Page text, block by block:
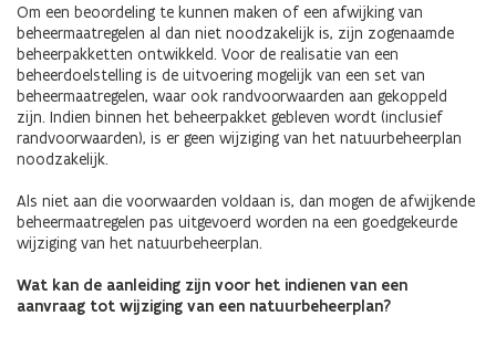
Om een beoordeling te kunnen maken of een afwijking van
beheermaatregelen al dan niet noodzakelijk is, zijn zogenaamde
beheerpakketten ontwikkeld. Voor de realisatie van een
beheerdoelstelling is de uitvoering mogelijk van een set van
beheermaatregelen, waar ook randvoorwaarden aan gekoppeld
zijn. Indien binnen het beheerpakket gebleven wordt (inclusief
randvoorwaarden), is er geen wijziging van het natuurbeheerplan
noodzakelijk.
Als niet aan die voorwaarden voldaan is, dan mogen de afwijkende
beheermaatregelen pas uitgevoerd worden na een goedgekeurde
wijziging van het natuurbeheerplan.
Wat kan de aanleiding zijn voor het indienen van een
aanvraag tot wijziging van een natuurbeheerplan?